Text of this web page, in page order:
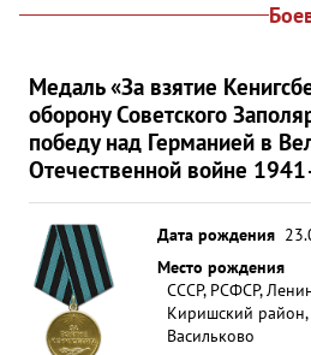
Медаль «За взятие
оборону Советского
победу над Германией в
Отечественной войне
Дата рождения
Место рождения
СССР, РСФСР,
Киришский район,
Васильково